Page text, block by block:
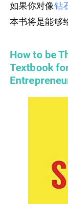
如果你对像钻
本书将是能够
How to be
Textbook